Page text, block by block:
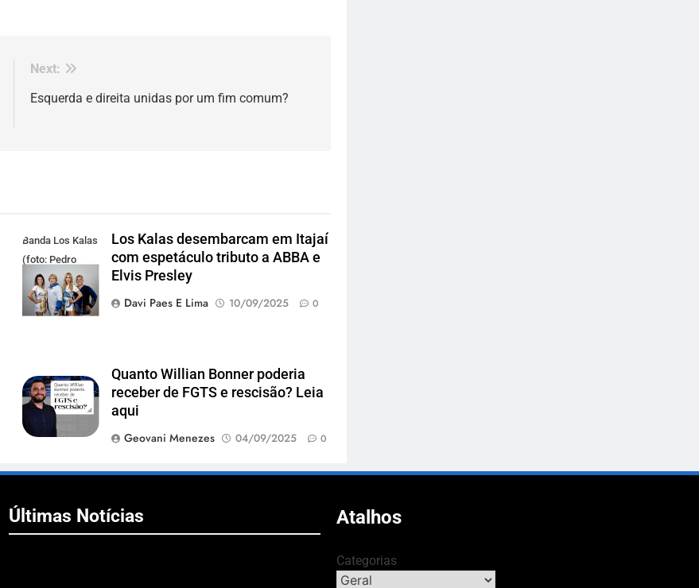
Next:
Esquerda e direita unidas por um fim comum?
Banda Los Kalas
(foto: Pedro
Oliveira)
Los Kalas desembarcam em Itajaí
com espetáculo tributo a ABBA e
Elvis Presley
Davi Paes E Lima
10/09/2025 0
Quanto Willian Bonner poderia
receber de FGTS e rescisão? Leia
aqui
Geovani Menezes
04/09/2025 0
Últimas Notícias Atalhos
Categorias